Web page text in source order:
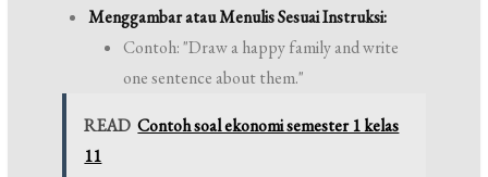
Menggambar atau Menulis Sesuai Instruksi:
Contoh: "Draw a happy family and write
one sentence about them."
READ Contoh soal ekonomi semester 1 kelas
11